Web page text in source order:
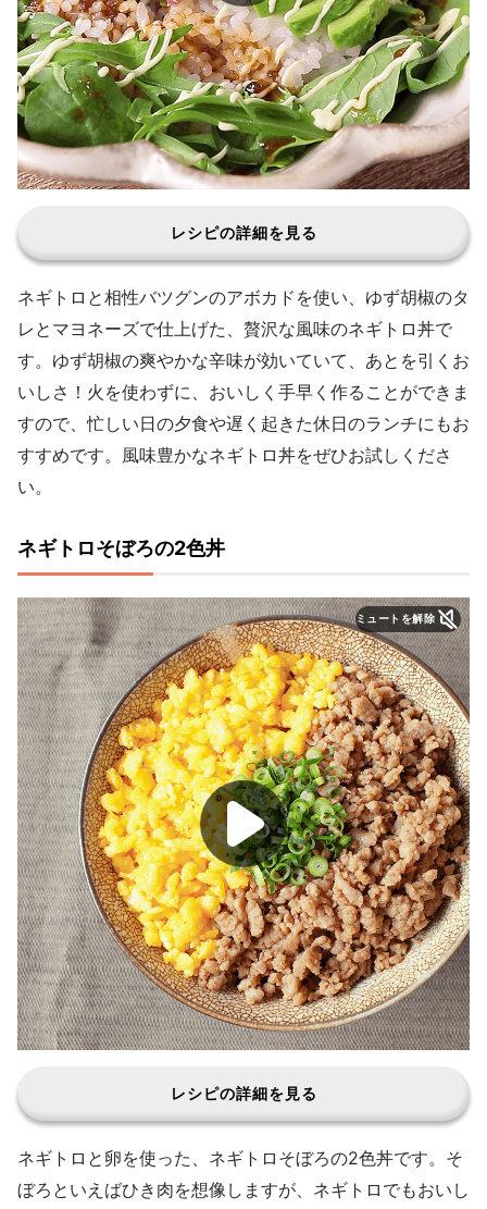
レシピの詳細を見る
ネギトロと相性バツグンのアボカドを使い、ゆず胡椒のタ
レとマヨネーズで仕上げた、贅沢な風味のネギトロ丼で
す。ゆず胡椒の爽やかな辛味が効いていて、あとを引くお
いしさ！火を使わずに、おいしく手早く作ることができま
すので、忙しい日の夕食や遅く起きた休日のランチにもお
すすめです。風味豊かなネギトロ丼をぜひお試しくださ
い。
ネギトロそぼろの2色丼
ミュートを解除
レシピの詳細を見る
ネギトロと卵を使った、ネギトロそぼろの2色丼です。そ
ぼろといえばひき肉を想像しますが、ネギトロでもおいし